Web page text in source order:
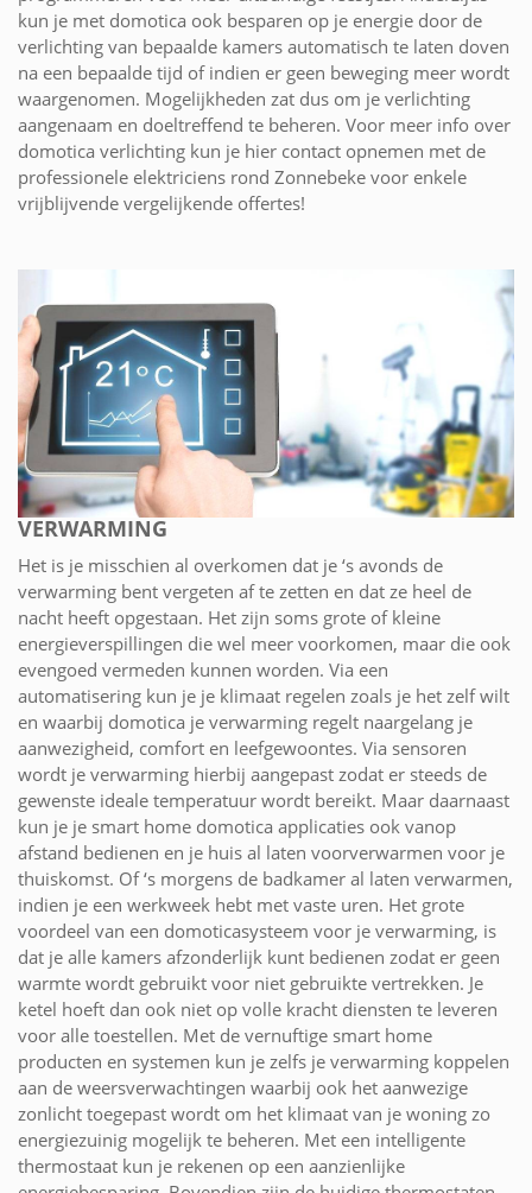
kun je met domotica ook besparen op je energie door de
verlichting van bepaalde kamers automatisch te laten doven
na een bepaalde tijd of indien er geen beweging meer wordt
waargenomen. Mogelijkheden zat dus om je verlichting
aangenaam en doeltreffend te beheren. Voor meer info over
domotica verlichting kun je hier contact opnemen met de
professionele elektriciens rond Zonnebeke voor enkele
vrijblijvende vergelijkende offertes!
VERWARMING
Het is je misschien al overkomen dat je ‘s avonds de
verwarming bent vergeten af te zetten en dat ze heel de
nacht heeft opgestaan. Het zijn soms grote of kleine
energieverspillingen die wel meer voorkomen, maar die ook
evengoed vermeden kunnen worden. Via een
automatisering kun je je klimaat regelen zoals je het zelf wilt
en waarbij domotica je verwarming regelt naargelang je
aanwezigheid, comfort en leefgewoontes. Via sensoren
wordt je verwarming hierbij aangepast zodat er steeds de
gewenste ideale temperatuur wordt bereikt. Maar daarnaast
kun je je smart home domotica applicaties ook vanop
afstand bedienen en je huis al laten voorverwarmen voor je
thuiskomst. Of ‘s morgens de badkamer al laten verwarmen,
indien je een werkweek hebt met vaste uren. Het grote
voordeel van een domoticasysteem voor je verwarming, is
dat je alle kamers afzonderlijk kunt bedienen zodat er geen
warmte wordt gebruikt voor niet gebruikte vertrekken. Je
ketel hoeft dan ook niet op volle kracht diensten te leveren
voor alle toestellen. Met de vernuftige smart home
producten en systemen kun je zelfs je verwarming koppelen
aan de weersverwachtingen waarbij ook het aanwezige
zonlicht toegepast wordt om het klimaat van je woning zo
energiezuinig mogelijk te beheren. Met een intelligente
thermostaat kun je rekenen op een aanzienlijke